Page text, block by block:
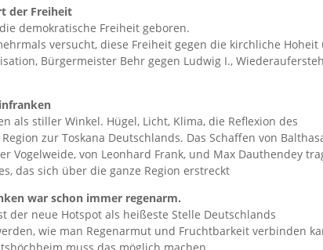
der Freiheit
demokratische Freiheit geboren.
versucht, diese Freiheit gegen die kirchliche
Bürgermeister Behr gegen Ludwig I.,
als stiller Winkel. Hügel, Licht, Klima, die Reflexion des
zur Toskana Deutschlands. Das Schaffen von
Vogelweide, von Leonhard Frank, und Max Dauthendey
das sich über die ganze Region erstreckt
war schon immer regenarm.
der neue Hotspot als heißeste Stelle Deutschlands
wie man Regenarmut und Fruchtbarkeit verbinden